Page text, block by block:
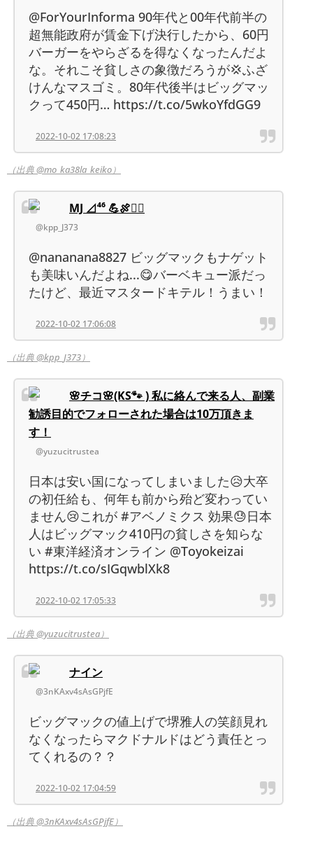
@ForYourInforma 90年代と00年代前半の
超無能政府が賃金下げ決行したから、60円
バーガーをやらざるを得なくなったんだよ
な。それこそ貧しさの象徴だろうが💢ふざ
けんなマスゴミ。80年代後半はビッグマッ
クって450円… https://t.co/5wkoYfdGG9
2022-10-02 17:08:23
（出典 @mo_ka38la_keiko）
MJ ⊿⁴⁶ 💪🍖🏃‍♂️
@kpp_J373
@nananana8827 ビッグマックもナゲット
も美味いんだよね...😋バーベキュー派だっ
たけど、最近マスタードキテル！うまい！
2022-10-02 17:06:08
（出典 @kpp_J373）
🌸チコ🌸(KS🐾 ) 私に絡んで来る人、副業
勧誘目的でフォローされた場合は10万頂きま
す！
@yuzucitrustea
日本は安い国になってしまいました😥大卒
の初任給も、何年も前から殆ど変わってい
ません😢これが #アベノミクス 効果😓日本
人はビッグマック410円の貧しさを知らな
い #東洋経済オンライン @Toyokeizai
https://t.co/sIGqwblXk8
2022-10-02 17:05:33
（出典 @yuzucitrustea）
ナイン
@3nKAxv4sAsGPjfE
ビッグマックの値上げで堺雅人の笑顔見れ
なくなったらマクドナルドはどう責任とっ
てくれるの？？
2022-10-02 17:04:59
（出典 @3nKAxv4sAsGPjfE）